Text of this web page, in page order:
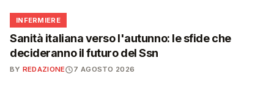
🩺
INFERMIERE
Sanità italiana verso l'autunno: le sfide che
decideranno il futuro del Ssn
BY REDAZIONE 7 AGOSTO 2026